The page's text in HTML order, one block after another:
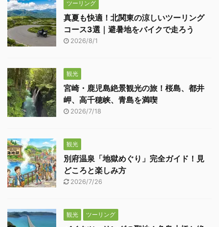
ツーリング
真夏も快適！北関東の涼しいツーリング
コース3選｜避暑地をバイクで走ろう
2026/8/1
観光
宮崎・鹿児島絶景観光の旅！桜島、都井
岬、高千穂峡、青島を満喫
2026/7/18
観光
別府温泉「地獄めぐり」完全ガイド！見
どころと楽しみ方
2026/7/26
観光 ツーリング